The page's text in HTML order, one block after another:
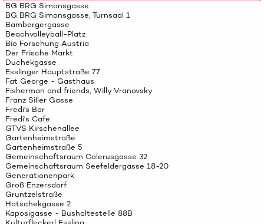
BG BRG Simonsgasse
BG BRG Simonsgasse, Turnsaal 1
Bambergergasse
Beachvolleyball-Platz
Bio Forschung Austria
Der Frische Markt
Duchekgasse
Esslinger Hauptstraße 77
Fat George - Gasthaus
Fisherman and friends, Willy Vranovsky
Franz Siller Gasse
Fredi's Bar
Fredi's Cafe
GTVS Kirschenallee
Gartenheimstraße
Gartenheimstraße 5
Gemeinschaftsraum Colerusgasse 32
Gemeinschaftsraum Seefeldergasse 18-20
Generationenpark
Groß Enzersdorf
Gruntzelstraße
Hatschekgasse 2
Kaposigasse - Bushaltestelle 88B